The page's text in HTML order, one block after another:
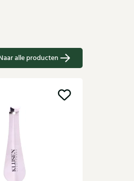
alle producten